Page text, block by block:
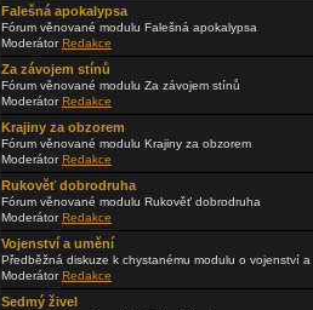
Falešná apokalypsa
Fórum věnované modulu Falešná apokalypsa
ModerátorRedakce
Za závojem stínů
Fórum věnované modulu Za závojem stínů
ModerátorRedakce
Krajiny za obzorem
Fórum věnované modulu Krajiny za obzorem
ModerátorRedakce
Rukověť dobrodruha
Fórum věnované modulu Rukověť dobrodruha
ModerátorRedakce
Vojenství a umění
Předběžná diskuze k chystanému modulu o vojenství
ModerátorRedakce
Sedmý živel